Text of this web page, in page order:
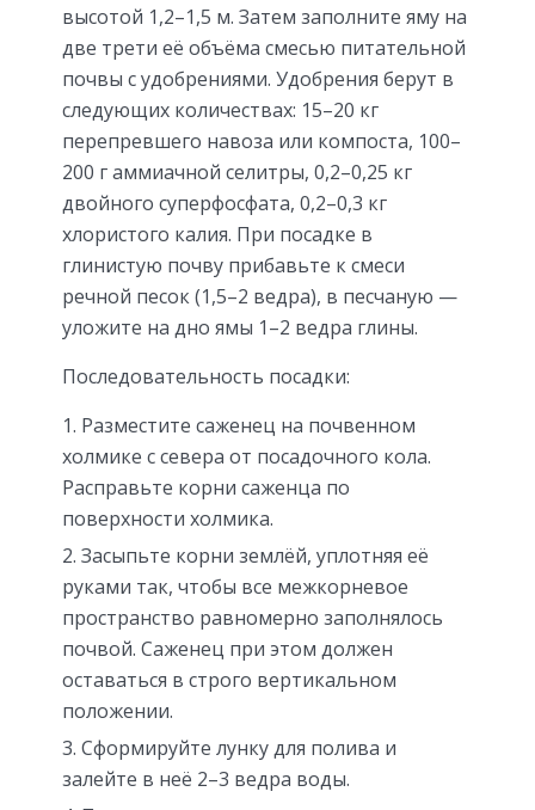
высотой 1,2–1,5 м. Затем заполните яму на
две трети её объёма смесью питательной
почвы с удобрениями. Удобрения берут в
следующих количествах: 15–20 кг
перепревшего навоза или компоста, 100–
200 г аммиачной селитры, 0,2–0,25 кг
двойного суперфосфата, 0,2–0,3 кг
хлористого калия. При посадке в
глинистую почву прибавьте к смеси
речной песок (1,5–2 ведра), в песчаную —
уложите на дно ямы 1–2 ведра глины.
Последовательность посадки:
Разместите саженец на почвенном
холмике с севера от посадочного кола.
Расправьте корни саженца по
поверхности холмика.
Засыпьте корни землёй, уплотняя её
руками так, чтобы все межкорневое
пространство равномерно заполнялось
почвой. Саженец при этом должен
оставаться в строго вертикальном
положении.
Сформируйте лунку для полива и
залейте в неё 2–3 ведра воды.